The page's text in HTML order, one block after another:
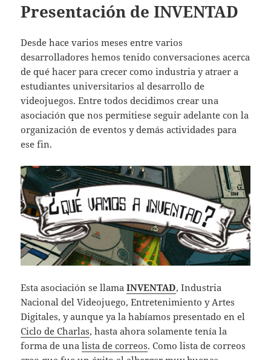
Presentación de INVENTAD
Desde hace varios meses entre varios
desarrolladores hemos tenido conversaciones acerca
de qué hacer para crecer como industria y atraer a
estudiantes universitarios al desarrollo de
videojuegos. Entre todos decidimos crear una
asociación que nos permitiese seguir adelante con la
organización de eventos y demás actividades para
ese fin.
Esta asociación se llamaINVENTAD, Industria
Nacional del Videojuego, Entretenimiento y Artes
Digitales, y aunque ya la habíamos presentado en el
Ciclo de Charlas, hasta ahora solamente tenía la
forma de unalista de correos. Como lista de correos